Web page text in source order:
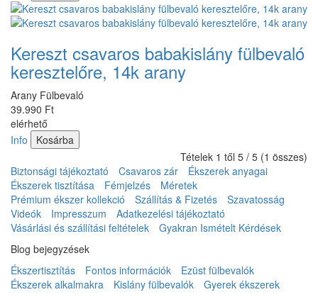
Kereszt csavaros babakislány fülbevaló
keresztelőre, 14k arany
Arany Fülbevaló
39.990 Ft
elérhető
Info
Kosárba
Tételek 1 től 5 / 5 (1 összes)
Biztonsági tájékoztató
Csavaros zár
Ékszerek anyagai
Ékszerek tisztítása
Fémjelzés
Méretek
Prémium ékszer kollekció
Szállítás & Fizetés
Szavatosság
Videók
Impresszum
Adatkezelési tájékoztató
Vásárlási és szállítási feltételek
Gyakran Ismételt Kérdések
Blog bejegyzések
Ékszertisztítás
Fontos információk
Ezüst fülbevalók
Ékszerek alkalmakra
Kislány fülbevalók
Gyerek ékszerek